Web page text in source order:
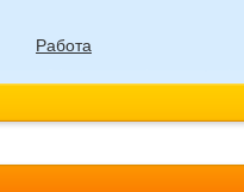
Работа